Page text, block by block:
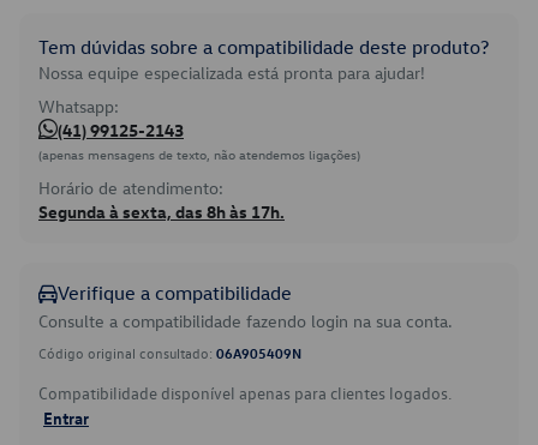
Tem dúvidas sobre a compatibilidade deste produto?
Nossa equipe especializada está pronta para ajudar!
Whatsapp:
(41) 99125-2143
(apenas mensagens de texto, não atendemos ligações)
Horário de atendimento:
Segunda à sexta, das 8h às 17h.
Verifique a compatibilidade
Consulte a compatibilidade fazendo login na sua conta.
Código original consultado: 06A905409N
Compatibilidade disponível apenas para clientes logados.
Entrar